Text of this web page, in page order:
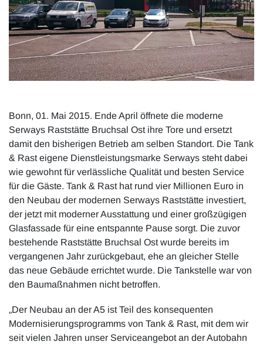
Bonn, 01. Mai 2015. Ende April öffnete die moderne
Serways Raststätte Bruchsal Ost ihre Tore und ersetzt
damit den bisherigen Betrieb am selben Standort. Die Tank
& Rast eigene Dienstleistungsmarke Serways steht dabei
wie gewohnt für verlässliche Qualität und besten Service
für die Gäste. Tank & Rast hat rund vier Millionen Euro in
den Neubau der modernen Serways Raststätte investiert,
der jetzt mit moderner Ausstattung und einer großzügigen
Glasfassade für eine entspannte Pause sorgt. Die zuvor
bestehende Raststätte Bruchsal Ost wurde bereits im
vergangenen Jahr zurückgebaut, ehe an gleicher Stelle
das neue Gebäude errichtet wurde. Die Tankstelle war von
den Baumaßnahmen nicht betroffen.
„Der Neubau an der A5 ist Teil des konsequenten
Modernisierungsprogramms von Tank & Rast, mit dem wir
seit vielen Jahren unser Serviceangebot an der Autobahn